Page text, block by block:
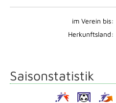
im Verein bis:
Herkunftsland:
Saisonstatistik